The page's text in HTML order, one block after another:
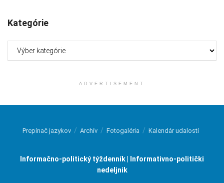
Kategórie
ADVERTISEMENT
Prepínač jazykov Archív Fotogaléria Kalendár udalostí
Informačno-politický týždenník | Informativno-politički
nedeljnik